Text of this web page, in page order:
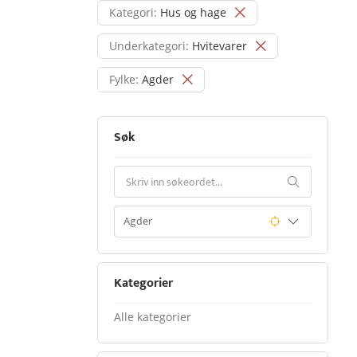
Kategori: Hus og hage
Underkategori: Hvitevarer
Fylke: Agder
Søk
Kategorier
Alle kategorier